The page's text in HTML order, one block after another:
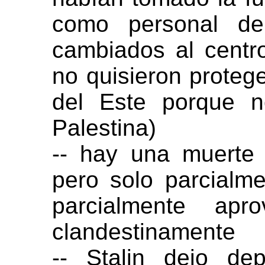
como personal
cambiados al
no quisieron
del Este porque
Palestina)
-- hay una
pero solo
parcialmente
clandestinamente
-- Stalin dejo